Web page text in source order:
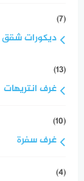
(7)
ديكورات شقق
(13)
غرف انتريهات
(10)
غرف سفرة
(4)